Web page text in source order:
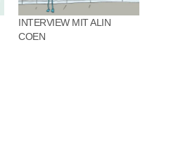
INTERVIEW MIT ALIN
COEN